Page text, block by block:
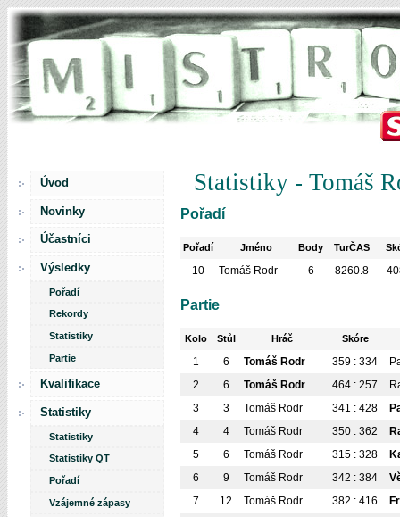
Úvod
Novinky
Účastníci
Výsledky
Pořadí
Rekordy
Statistiky
Partie
Kvalifikace
Statistiky
Statistiky
Statistiky QT
Pořadí
Vzájemné zápasy
Statistiky - Tomáš
Pořadí
Pořadí Jméno Body TurČAS
10 Tomáš Rodr 6 8260.8
Partie
Kolo Stůl Hráč Skóre
1 6 Tomáš Rodr 359 : 334
2
6 Tomáš Rodr 464 : 257
3
3 Tomáš Rodr 341 : 428
4
4 Tomáš Rodr 350 : 362
5
6 Tomáš Rodr 315 : 328
6
9 Tomáš Rodr 342 : 384
7
12 Tomáš Rodr 382 : 416